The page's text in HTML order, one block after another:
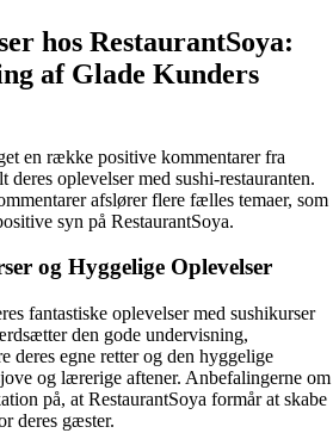
hos RestaurantSoya:
af Glade Kunders
en række positive kommentarer fra
deres oplevelser med sushi-restauranten.
afslører flere fælles temaer, som
syn på RestaurantSoya.
og Hyggelige Oplevelser
fantastiske oplevelser med sushikurser
den gode undervisning,
deres egne retter og den hyggelige
og lærerige aftener. Anbefalingerne om
på, at RestaurantSoya formår at skabe
deres gæster.